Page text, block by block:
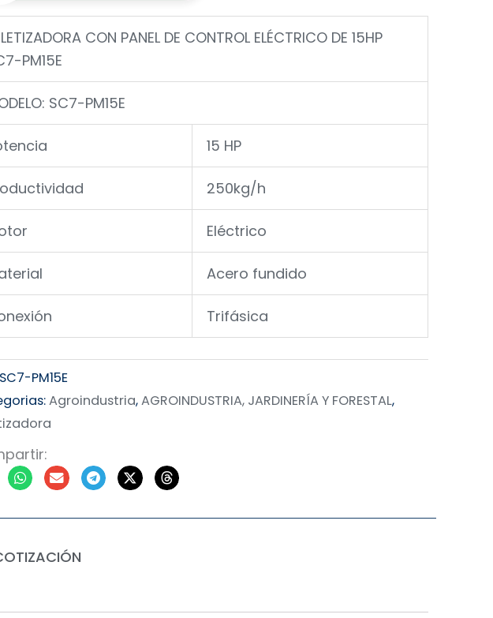
CON PANEL DE CONTROL ELÉCTRICO DE 15HP
PM15E
SC7-PM15E
15 HP
250kg/h
Eléctrico
Acero fundido
Trifásica
SC7-PM15E
Agroindustria,AGROINDUSTRIA, JARDINERÍA Y FORESTAL,